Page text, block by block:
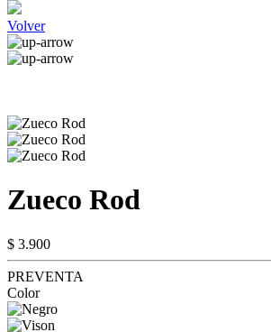
Volver
Zueco Rod
$ 3.900
PREVENTA
Color